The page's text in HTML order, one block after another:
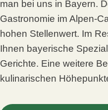
man bei uns in Bayern.
Gastronomie im Alpen-
hohen Stellenwert. Im
Ihnen bayerische
Gerichte. Eine weitere
kulinarischen